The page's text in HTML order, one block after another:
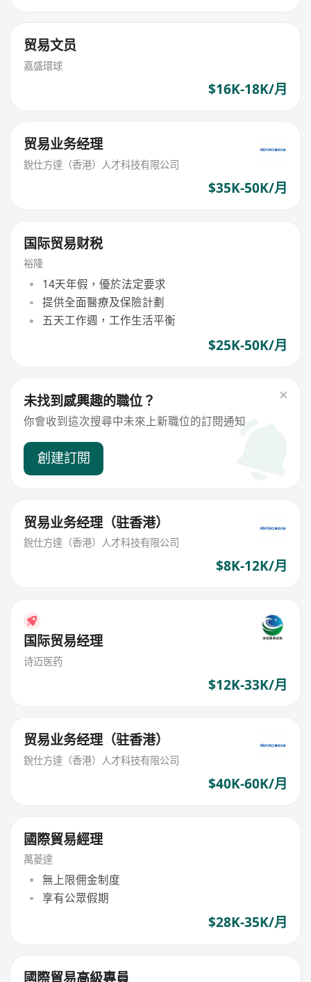
贸易文员
嘉盛環球
$16K-18K/月
贸易业务经理
銳仕方達（香港）人才科技有限公司
$35K-50K/月
国际贸易财税
裕隆
14天年假，優於法定要求
提供全面醫療及保險計劃
五天工作週，工作生活平衡
$25K-50K/月
未找到感興趣的職位？
你會收到這次搜尋中未來上新職位的訂閱通知
創建訂閱
贸易业务经理（驻香港）
銳仕方達（香港）人才科技有限公司
$8K-12K/月
国际贸易经理
诗迈医药
$12K-33K/月
贸易业务经理（驻香港）
銳仕方達（香港）人才科技有限公司
$40K-60K/月
國際貿易經理
萬菱達
無上限佣金制度
享有公眾假期
$28K-35K/月
國際貿易高級專員